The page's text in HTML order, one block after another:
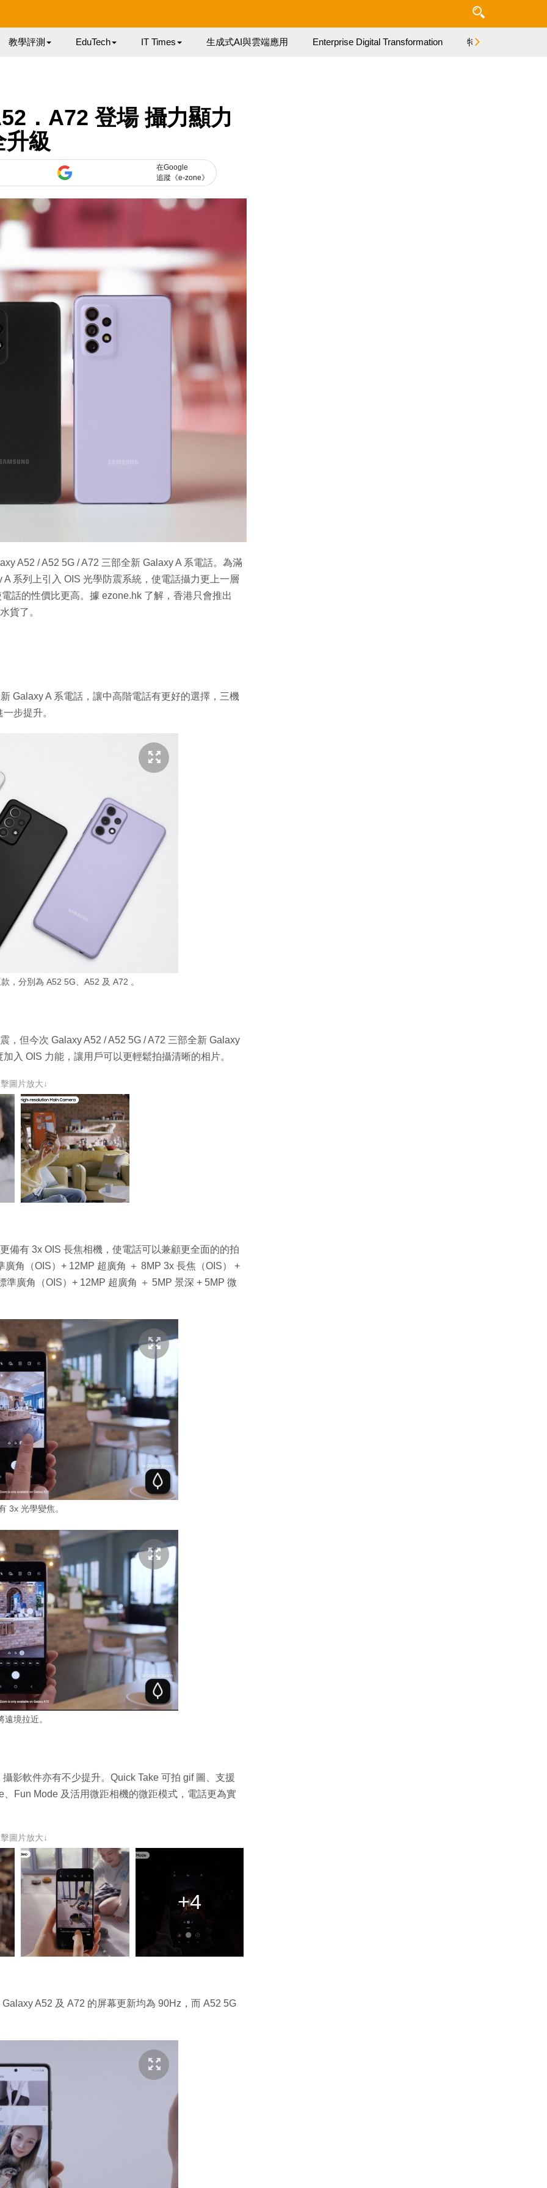
教學評測 EduTech IT Times 生成式AI與雲端應用 Enterprise Digital Transformation 特集
．A72 登場 攝力顯力
升級
在Google
追蹤《e-zone》
A52 / A52 5G / A72 三部全新 Galaxy A 系電話。為滿
系列上引入 OIS 光學防震系統，使電話攝力更上一層
話的性價比更高。據 ezone.hk 了解，香港只會推出
貨了。
Galaxy A 系電話，讓中高階電話有更好的選擇，三機
步提升。
，分別為 A52 5G、A52 及 A72 。
，但今次 Galaxy A52 / A52 5G / A72 三部全新 Galaxy
入 OIS 力能，讓用戶可以更輕鬆拍攝清晰的相片。
圖片放大↓
備有 3x OIS 長焦相機，使電話可以兼顧更全面的的拍
角（OIS）+ 12MP 超廣角 ＋ 8MP 3x 長焦（OIS） +
廣角（OIS）+ 12MP 超廣角 ＋ 5MP 景深 + 5MP 微
3x 光學變焦。
遠境拉近。
影軟件亦有不少提升。Quick Take 可拍 gif 圖、支援
Fun Mode 及活用微距相機的微距模式，電話更為實
圖片放大↓
+4
A52 及 A72 的屏幕更新均為 90Hz，而 A52 5G